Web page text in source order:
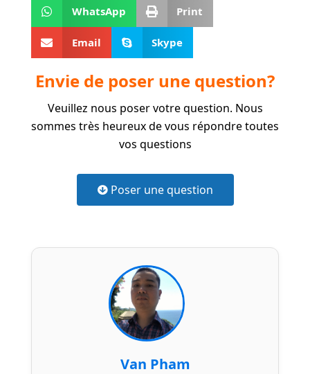
WhatsApp Print
Email Skype
Envie de poser une question?
Veuillez nous poser votre question. Nous
sommes très heureux de vous répondre toutes
vos questions
Poser une question
Van Pham